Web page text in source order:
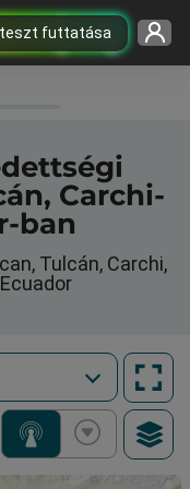
futtatása
Carchi-
ban
Tulcán, Carchi,